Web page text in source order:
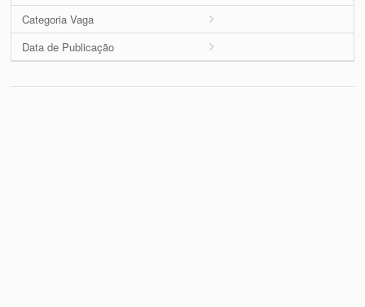
Categoria Vaga
Data de Publicação